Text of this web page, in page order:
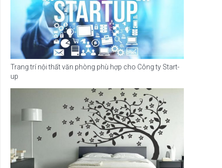
Trang trí nội thất văn phòng phù hợp cho Công ty Start-
up